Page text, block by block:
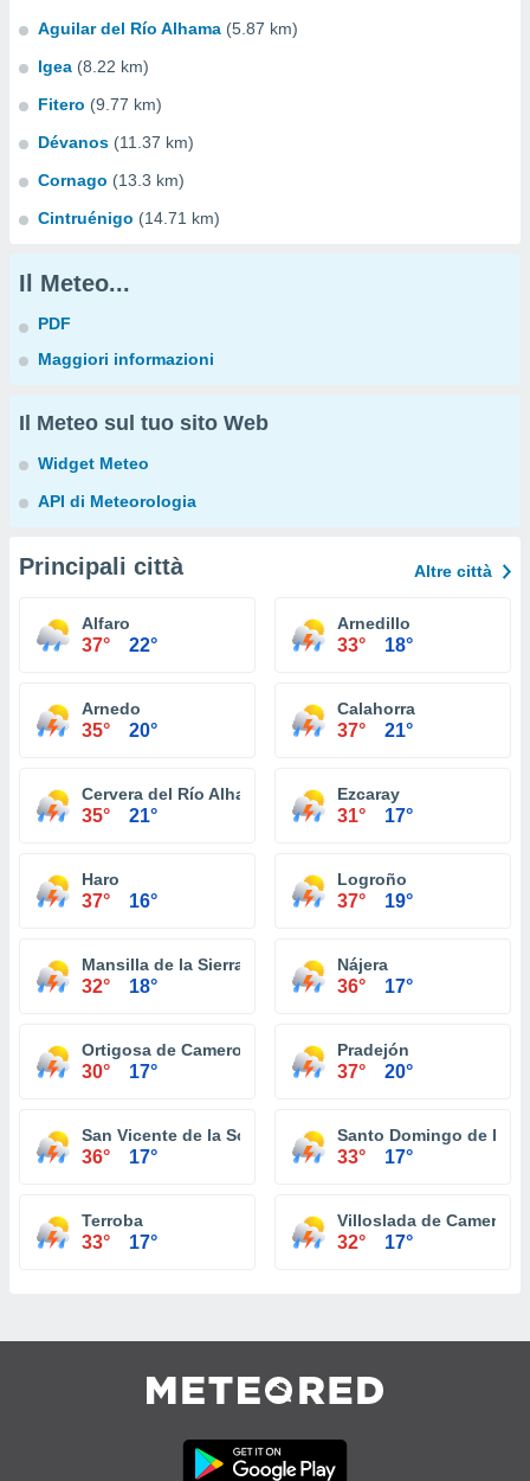
Aguilar del Río Alhama (5.87 km)
Igea (8.22 km)
Fitero (9.77 km)
Dévanos (11.37 km)
Cornago (13.3 km)
Cintruénigo (14.71 km)
Il Meteo...
PDF
Maggiori informazioni
Il Meteo sul tuo sito Web
Widget Meteo
API di Meteorologia
Principali città Altre città
Alfaro
37° 22°
Arnedillo
33° 18°
Arnedo
35° 20°
Calahorra
37° 21°
Cervera del Río Alhama
35° 21°
Ezcaray
31° 17°
Haro
37° 16°
Logroño
37° 19°
Mansilla de la Sierra
32° 18°
Nájera
36° 17°
Ortigosa de Cameros
30° 17°
Pradejón
37° 20°
San Vicente de la Sonsierra
36° 17°
Santo Domingo de la
33° 17°
Terroba
33° 17°
Villoslada de Cameros
32° 17°